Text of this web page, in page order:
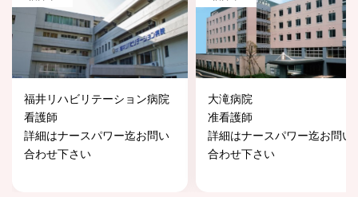
福井リハビリテーション病院
看護師
詳細はナースパワー迄お問い
合わせ下さい
大滝病院
准看護師
詳細はナースパワー迄お問い
合わせ下さい